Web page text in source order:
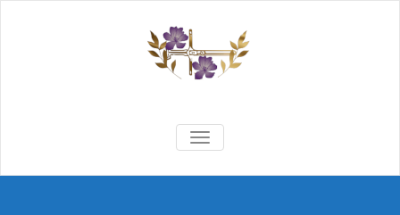
Saber
Cidadania e Dignidade Humana
TOGGLE NAVIGATION